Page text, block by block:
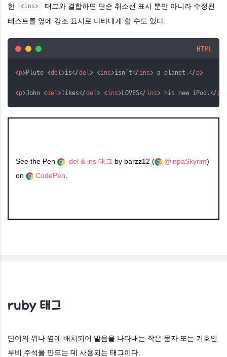
한
<ins>
태그와 결합하면 단순 취소선 표시 뿐만 아니라 수정된
테스트를 옆에 강조 표시로 나타내게 할 수도 있다.
HTML
<p>Pluto <del >is</del > <ins>isn’t</ ins> a planet.</ p>
<p>John <del >likes</del > <ins>LOVES</ ins> his new iPod.</ p
See the Pen del & ins 태그 by barzz12 ( @inpaSkyrim)
on
CodePen.
ruby 태그
단어의 위나 옆에 배치되어 발음을 나타내는 작은 문자 또는 기호인
루비 주석을 만드는 데 사용되는 태그이다.